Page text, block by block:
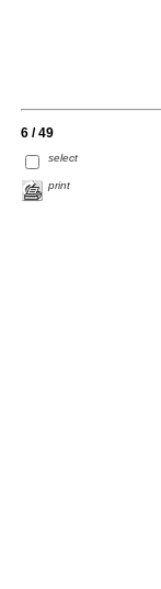
6 / 49
select
print